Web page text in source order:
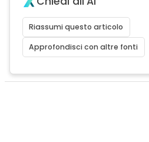
Riassumi questo articolo
Approfondisci con altre fonti